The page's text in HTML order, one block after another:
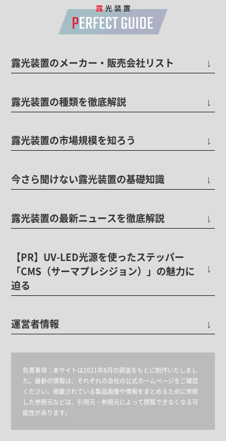
露光装置のメーカー・販売会社リスト
露光装置の種類を徹底解説
露光装置の市場規模を知ろう
今さら聞けない露光装置の基礎知識
露光装置の最新ニュースを徹底解説
【PR】UV-LED光源を使ったステッパー
「CMS（サーマプレシジョン）」の魅力に
迫る
運営者情報
免責事項： 本サイトは2021年8月の調査をもとに制作いたしまし
た。最新の情報は、それぞれの会社の公式ホームページをご確認
ください。掲載されている製品画像や情報をまとめるために参照
した参照元などは、引用元・参照元によって閲覧できなくなる可
能性があります。